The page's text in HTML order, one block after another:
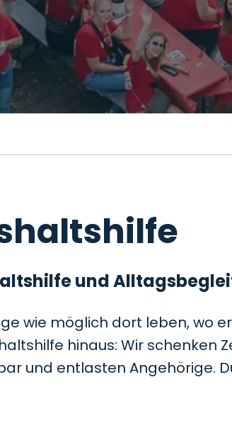
und
wie möglich dort leben, wo
hinaus: Wir schenken
und entlasten Angehörige.